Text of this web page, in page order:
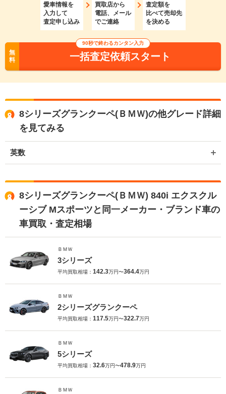
愛車情報を
入力して
査定申し込み
買取店から
電話、メール
でご連絡
査定額を
比べて売却先
を決める
無
料
90秒で終わるカンタン入力
一括査定依頼スタート
8シリーズグランクーペ(ＢＭＷ)の他グレード詳細
を見てみる
英数
8シリーズグランクーペ(ＢＭＷ) 840i エクスクル
ーシブ Mスポーツと同一メーカー・ブランド車の
車買取・査定相場
ＢＭＷ
3シリーズ
平均買取相場： 142.3万円〜364.4万円
ＢＭＷ
2シリーズグランクーペ
平均買取相場： 117.5万円〜322.7万円
ＢＭＷ
5シリーズ
平均買取相場： 32.6万円〜478.9万円
ＢＭＷ